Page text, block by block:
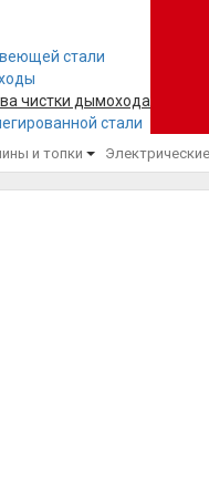
стали
чистки дымохода
стали
и топки